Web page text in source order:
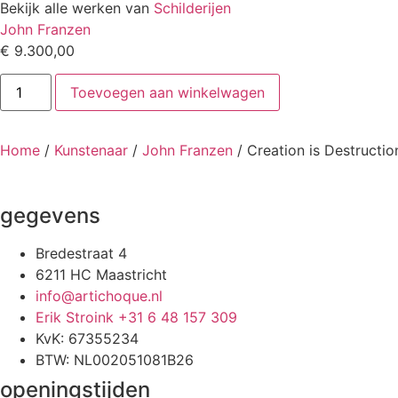
Bekijk alle werken van Schilderijen
John Franzen
€ 9.300,00
Creation
Destruction
Toevoegen aan winkelwagen
Home / Kunstenaar / John Franzen / Creation is
gegevens
Bredestraat 4
6211 HC Maastricht
info@artichoque.nl
Erik Stroink +31 6 48 157 309
KvK: 67355234
BTW: NL002051081B26
openingstijden